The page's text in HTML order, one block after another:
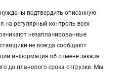
подтвердить описанную
на регулярный контроль всех
незапланированные
не всегда сообщают
информация об отмене заказа
до планового срока отгрузки. Мы